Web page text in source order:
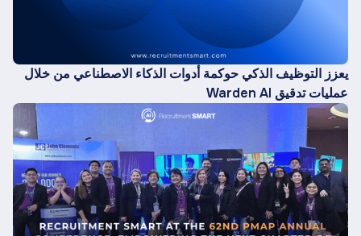
يعزز التوظيف الذكي حوكمة أدوات الذكاء الاصطناعي من خلال
عمليات تدقيق Warden AI